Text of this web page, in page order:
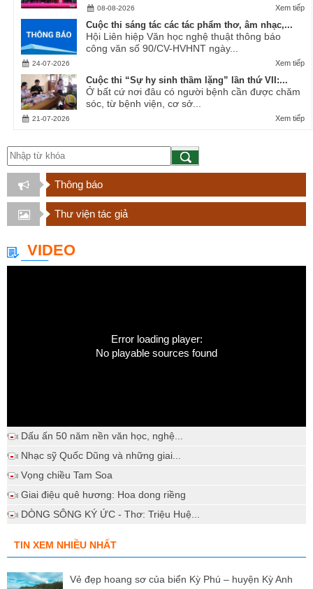
Xem tiếp
08-08-2026
Cuộc thi sáng tác các tác phẩm thơ, âm nhạc,...
Hội Liên hiệp Văn học nghệ thuật thông báo
công văn số 90/CV-HVHNT ngày...
Xem tiếp
24-07-2026
Cuộc thi “Sự hy sinh thầm lặng” lần thứ VII:...
Ở bất cứ nơi đâu có người bệnh cần được chăm
sóc, từ bệnh viện, cơ sở...
Xem tiếp
21-07-2026
Thông báo
Thư viện tác giả
VIDEO
Error loading player:
No playable sources found
Dấu ấn 50 năm nền văn học, nghệ...
Nhạc sỹ Quốc Dũng và những giai...
Vọng chiều Tam Soa
Giai điệu quê hương: Hoa dong riềng
DÒNG SÔNG KÝ ỨC - Thơ: Triệu Huệ...
TIN XEM NHIỀU NHẤT
Vẻ đẹp hoang sơ của biển Kỳ Phú – huyện Kỳ Anh